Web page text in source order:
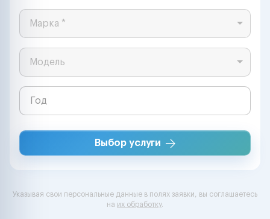
Марка *
Модель
Выбор услуги
Указывая свои персональные данные в полях заявки, вы соглашаетесь
на их обработку.